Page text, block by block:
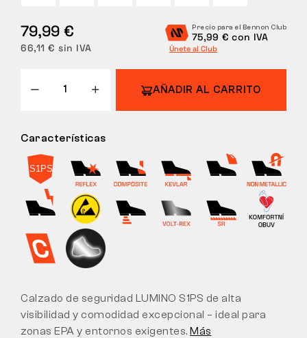
79,99 €
66,11 € sin IVA
Precio para el Bennon Club
75,99 € con IVA
Únete al Club
AÑADIR AL CARRITO
Características
Calzado de seguridad LUMINO S1PS de alta
visibilidad y comodidad excepcional – ideal para
zonas EPA y entornos exigentes. Más